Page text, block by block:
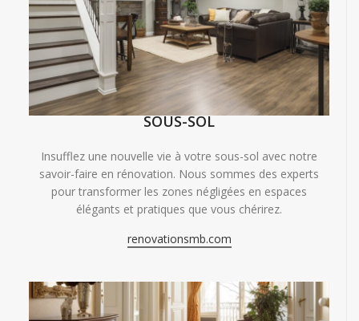
SOUS-SOL
Insufflez une nouvelle vie à votre sous-sol avec notre
savoir-faire en rénovation. Nous sommes des experts
pour transformer les zones négligées en espaces
élégants et pratiques que vous chérirez.
renovationsmb.com